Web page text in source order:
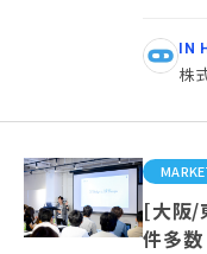
IN
株
[大阪/
件多